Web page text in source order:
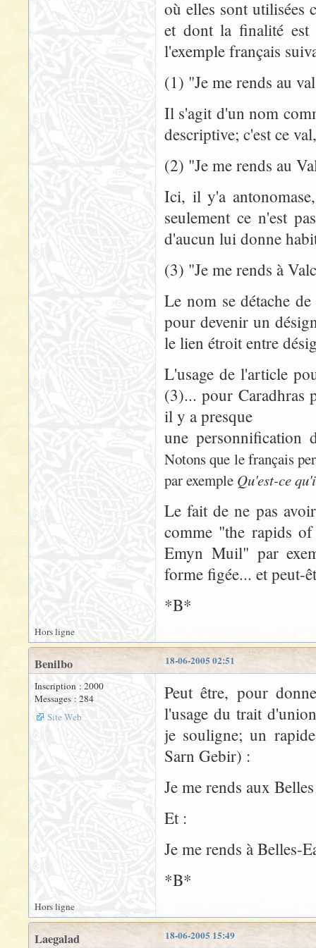
où elles sont utilisées
et dont la finalité est
l'exemple français
(1) "Je me rends au
Il s'agit d'un nom
descriptive; c'est ce
(2) "Je me rends au
Ici, il y'a
seulement ce n'est
d'aucun lui donne
(3) "Je me rends à
Le nom se détache
pour devenir un
le lien étroit entre
L'usage de l'article
(3)... pour Caradhras
il y a presque
une personnification
Notons que le français
par exemple Qu'est-ce
Le fait de ne pas
comme "the rapids
Emyn Muil" par
forme figée... et peut-
*B*
Hors ligne
18-06-2005 02:51
Benilbo
Inscription : 2000
Messages : 284
Site Web
Peut être, pour
l'usage du trait
je souligne; un
Sarn Gebir) :
Je me rends aux
Et :
Je me rends à Belles-
*B*
Hors ligne
18-06-2005 15:49
Laegalad